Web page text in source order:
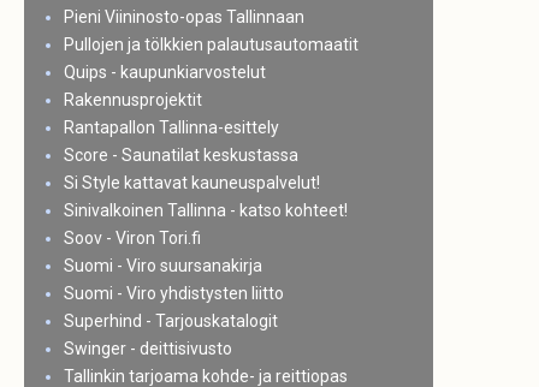
Pieni Viininosto-opas Tallinnaan
Pullojen ja tölkkien palautusautomaatit
Quips - kaupunkiarvostelut
Rakennusprojektit
Rantapallon Tallinna-esittely
Score - Saunatilat keskustassa
Si Style kattavat kauneuspalvelut!
Sinivalkoinen Tallinna - katso kohteet!
Soov - Viron Tori.fi
Suomi - Viro suursanakirja
Suomi - Viro yhdistysten liitto
Superhind - Tarjouskatalogit
Swinger - deittisivusto
Tallinkin tarjoama kohde- ja reittiopas